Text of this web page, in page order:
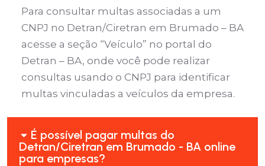
Para consultar multas associadas a um
CNPJ no Detran/Ciretran em Brumado – BA
acesse a seção “Veículo” no portal do
Detran – BA, onde você pode realizar
consultas usando o CNPJ para identificar
multas vinculadas a veículos da empresa.
É possível pagar multas do
Detran/Ciretran em Brumado - BA online
para empresas?